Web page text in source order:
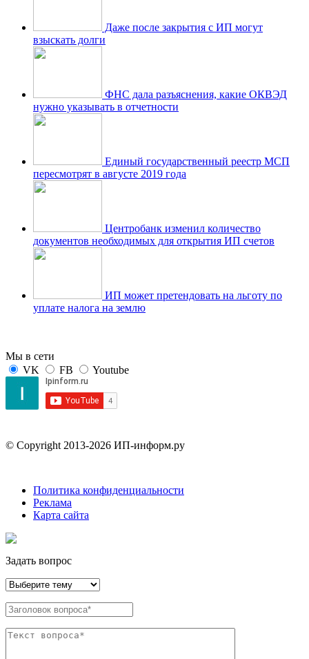
Даже после закрытия с ИП могут
взыскать долги
ФНС дала разъяснения, какие ОКВЭД
нужно указывать в отчетности
Единый государственный реестр МСП
пересмотрят в августе 2019 года
Центробанк изменил количество
документов необходимых для открытия ИП счетов
ИП может претендовать на льготу по
уплате налога на землю
Мы в сети
VK
FB Youtube
© Copyright 2013-2026 ИП-информ.ру
Политика конфиденциальности
Реклама
Карта сайта
Задать вопрос